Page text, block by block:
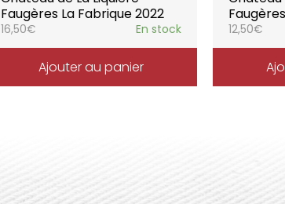
Faugères La Fabrique 2022
16,50€ En stock
Ajouter au panier
12,50€